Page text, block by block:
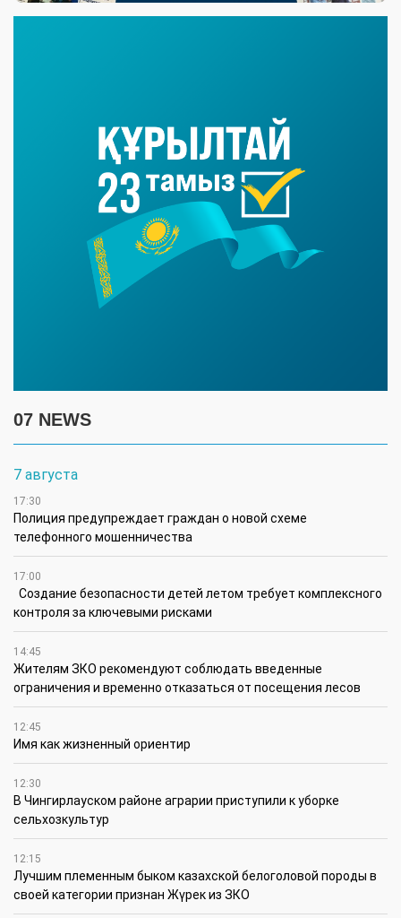
07 NEWS
7 августа
17:30
Полиция предупреждает граждан о новой схеме
телефонного мошенничества
17:00
Создание безопасности детей летом требует комплексного
контроля за ключевыми рисками
14:45
Жителям ЗКО рекомендуют соблюдать введенные
ограничения и временно отказаться от посещения лесов
12:45
Имя как жизненный ориентир
12:30
В Чингирлауском районе аграрии приступили к уборке
сельхозкультур
12:15
Лучшим племенным быком казахской белоголовой породы в
своей категории признан Жүрек из ЗКО